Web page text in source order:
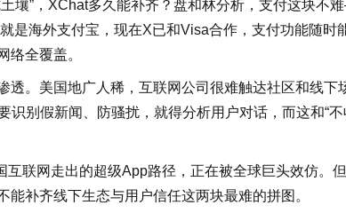
”，XChat多久能补齐？盘和林分析，支付这块不
是海外支付宝，现在X已和Visa合作，支付功能随时
络全覆盖。
。美国地广人稀，互联网公司很难触达社区和线下
识别假新闻、防骚扰，就得分析用户对话，而这和“
网走出的超级App路径，正在被全球巨头效仿。
补齐线下生态与用户信任这两块最难的拼图。